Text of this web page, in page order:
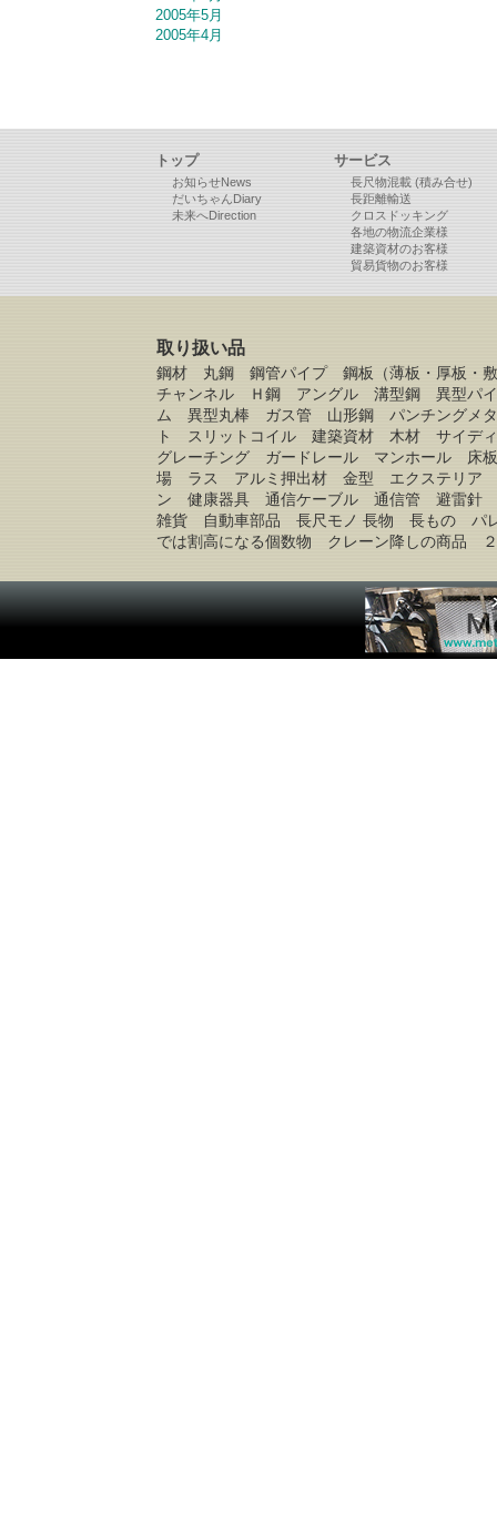
2005年5月
2005年4月
トップ
お知らせNews
だいちゃんDiary
未来へDirection
サービス
長尺物混載 (積み合せ)
長距離輸送
クロスドッキング
各地の物流企業様
建築資材のお客様
貿易貨物のお客様
取り扱い品
鋼材 丸鋼 鋼管パイプ 鋼板（薄板・厚板・
チャンネル Ｈ鋼 アングル 溝型鋼 異型パ
ム 異型丸棒 ガス管 山形鋼 パンチングメ
ト スリットコイル 建築資材 木材 サイ
グレーチング ガードレール マンホール
場 ラス アルミ押出材 金型 エクステリア
ン 健康器具 通信ケーブル 通信管 避雷針
雑貨 自動車部品 長尺モノ 長物 長もの パ
では割高になる個数物 クレーン降しの商品